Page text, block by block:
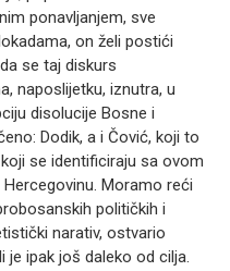
ponavljanjem, sve
on želi postići
se taj diskurs
naposlijetku, iznutra, u
disolucije Bosne i
Dodik, a i Čović, koji to
se identificiraju sa ovom
Moramo reći
političkih i
narativ, ostvario
ipak još daleko od cilja.